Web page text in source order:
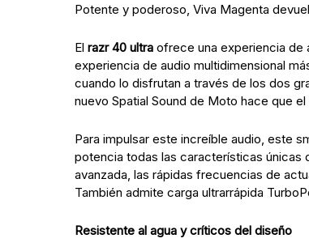
Potente y poderoso, Viva Magenta
El razr 40 ultra ofrece una experiencia de
experiencia de audio multidimensional
cuando lo disfrutan a través de los dos
nuevo Spatial Sound de Moto hace que
Para impulsar este increíble audio, este
potencia todas las características únicas
avanzada, las rápidas frecuencias de
También admite carga ultrarrápida
Resistente al agua y críticos del diseño